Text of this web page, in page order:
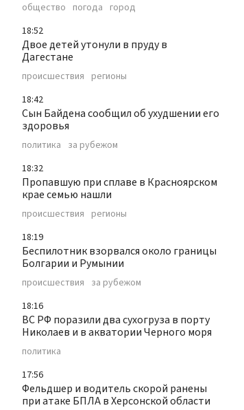
общество погода город
18:52
Двое детей утонули в пруду в
Дагестане
происшествия регионы
18:42
Сын Байдена сообщил об ухудшении его
здоровья
политика за рубежом
18:32
Пропавшую при сплаве в Красноярском
крае семью нашли
происшествия регионы
18:19
Беспилотник взорвался около границы
Болгарии и Румынии
происшествия за рубежом
18:16
ВС РФ поразили два сухогруза в порту
Николаев и в акватории Черного моря
политика
17:56
Фельдшер и водитель скорой ранены
при атаке БПЛА в Херсонской области